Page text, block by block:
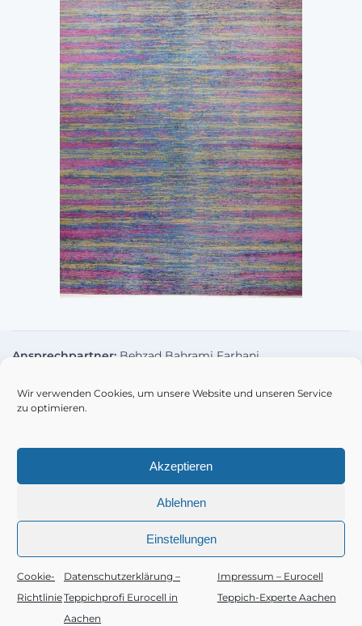
Wir verwenden Cookies, um unsere Website und unseren Service
zu optimieren.
Akzeptieren
Ablehnen
Einstellungen
Cookie-
Richtlinie
Datenschutzerklärung –
Teppichprofi Eurocell in
Aachen
Impressum – Eurocell
Teppich-Experte Aachen
Ansprechpartner: Behzad Bahrami Farhani
Tel.: +49 (0)241-503001 . Fax: +49 (0)241-503002
E-Mail: info@eurocell.de
Impressum – Eurocell Teppich-Experte Aachen
Datenschutzerklärung – Teppichprofi Eurocell in
Aachen
Cookie-Richtlinie (EU)